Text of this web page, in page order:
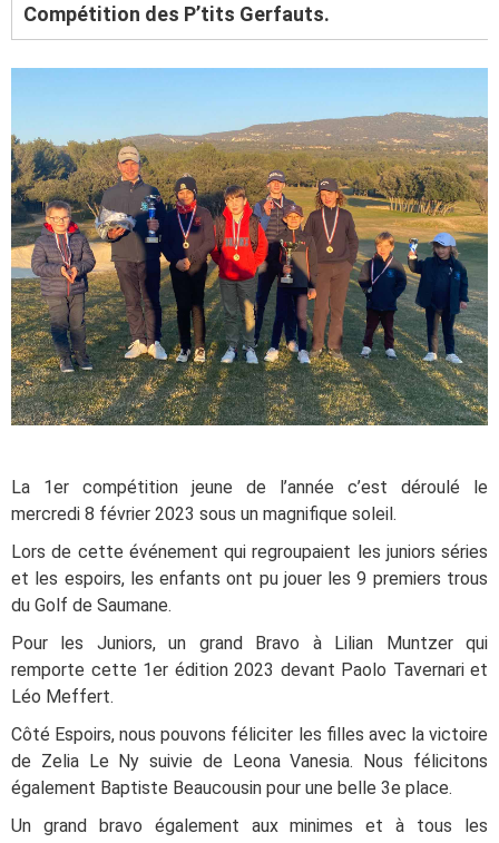
Compétition des P’tits Gerfauts.
La 1er compétition jeune de l’année c’est déroulé le
mercredi 8 février 2023 sous un magnifique soleil.
Lors de cette événement qui regroupaient les juniors séries
et les espoirs, les enfants ont pu jouer les 9 premiers trous
du Golf de Saumane.
Pour les Juniors, un grand Bravo à Lilian Muntzer qui
remporte cette 1er édition 2023 devant Paolo Tavernari et
Léo Meffert.
Côté Espoirs, nous pouvons féliciter les filles avec la victoire
de Zelia Le Ny suivie de Leona Vanesia. Nous félicitons
également Baptiste Beaucousin pour une belle 3e place.
Un grand bravo également aux minimes et à tous les